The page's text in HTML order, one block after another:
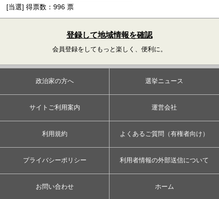
[当選] 得票数：996 票
登録して地域情報を確認
会員登録をしてもっと楽しく、便利に。
政治家の方へ 選挙ニュース
サイトご利用案内 運営会社
利用規約 よくあるご質問（有権者向け）
プライバシーポリシー 利用者情報の外部送信について
お問い合わせ ホーム